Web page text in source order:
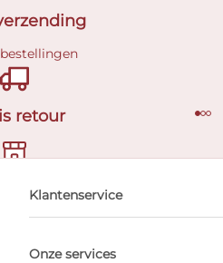
retour
afspraak
Klantenservice
Onze services